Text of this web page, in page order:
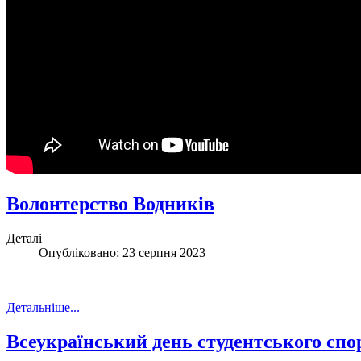
Волонтерство Водників
Деталі
Опубліковано: 23 серпня 2023
Детальніше...
Всеукраїнський день студентського